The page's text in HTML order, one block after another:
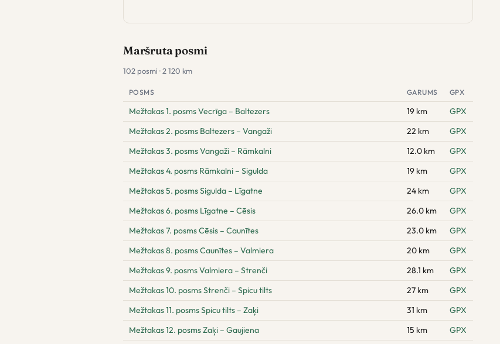
Maršruta posmi
102 posmi · 2 120 km
POSMS GARUMS GPX
Mežtakas 1. posms Vecrīga – Baltezers 19 km
GPX
Mežtakas 2. posms Baltezers – Vangaži
22 km
GPX
Mežtakas 3. posms Vangaži – Rāmkalni
12.0 km
GPX
Mežtakas 4. posms Rāmkalni – Sigulda
19 km
GPX
Mežtakas 5. posms Sigulda – Līgatne
24 km
GPX
Mežtakas 6. posms Līgatne – Cēsis
26.0 km
GPX
Mežtakas 7. posms Cēsis – Caunītes
23.0 km
GPX
Mežtakas 8. posms Caunītes – Valmiera
20 km
GPX
Mežtakas 9. posms Valmiera – Strenči
28.1 km
GPX
Mežtakas 10. posms Strenči – Spicu tilts
27 km
GPX
Mežtakas 11. posms Spicu tilts – Zaķi
31 km
GPX
Mežtakas 12. posms Zaķi – Gaujiena
15 km
GPX